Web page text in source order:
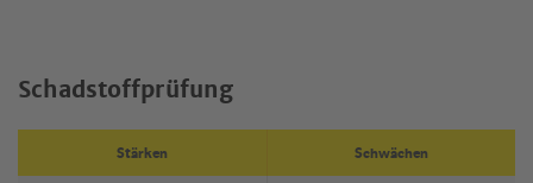
Schadstoffprüfung
Stärken Schwächen